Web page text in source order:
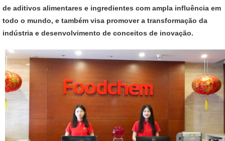
de aditivos alimentares e ingredientes com ampla influência em
todo o mundo, e também visa promover a transformação da
indústria e desenvolvimento de conceitos de inovação.